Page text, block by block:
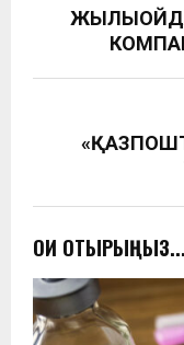
ОҚИ ОТЫРЫҢЫЗ...